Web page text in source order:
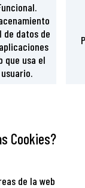
de datos de
que usa el
usuario.
Cookies?
de la web